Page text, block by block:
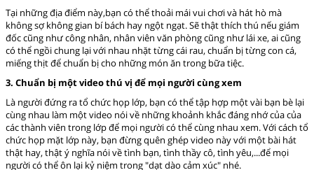
Tại những địa điểm này,bạn có thể thoải mái vui chơi và hát hò mà
không sợ không gian bí bách hay ngột ngạt. Sẽ thật thích thú nếu giám
đốc cũng như công nhân, nhân viên văn phòng cũng như lái xe, ai cũng
có thể ngồi chung lại với nhau nhặt từng cái rau, chuẩn bị từng con cá,
miếng thịt để chuẩn bị cho những món ăn trong bữa tiệc.
3. Chuẩn bị một video thú vị để mọi người cùng xem
Là người đứng ra tổ chức họp lớp, bạn có thể tập hợp một vài bạn bè lại
cùng nhau làm một video nói về những khoảnh khắc đáng nhớ của của
các thành viên trong lớp để mọi người có thể cùng nhau xem. Với cách tổ
chức họp mặt lớp này, bạn đừng quên ghép video này với một bài hát
thật hay, thật ý nghĩa nói về tình bạn, tình thầy cô, tình yêu,...để mọi
người có thể ôn lại kỷ niệm trong "dạt dào cảm xúc" nhé.